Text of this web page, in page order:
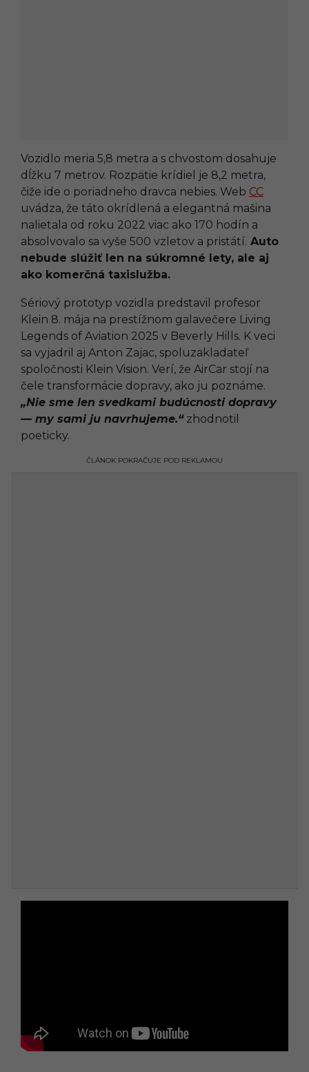
Vozidlo meria 5,8 metra a s chvostom dosahuje
dĺžku 7 metrov. Rozpätie krídiel je 8,2 metra,
čiže ide o poriadneho dravca nebies. Web CC
uvádza, že táto okrídlená a elegantná mašina
nalietala od roku 2022 viac ako 170 hodín a
absolvovalo sa vyše 500 vzletov a pristátí. Auto
nebude slúžiť len na súkromné lety, ale aj
ako komerčná taxislužba.
Sériový prototyp vozidla predstavil profesor
Klein 8. mája na prestížnom galavečere Living
Legends of Aviation 2025 v Beverly Hills. K veci
sa vyjadril aj Anton Zajac, spoluzakladateľ
spoločnosti Klein Vision. Verí, že AirCar stojí na
čele transformácie dopravy, ako ju poznáme.
„Nie sme len svedkami budúcnosti dopravy
— my sami ju navrhujeme.“zhodnotil
poeticky.
ČLÁNOK POKRAČUJE POD REKLAMOU